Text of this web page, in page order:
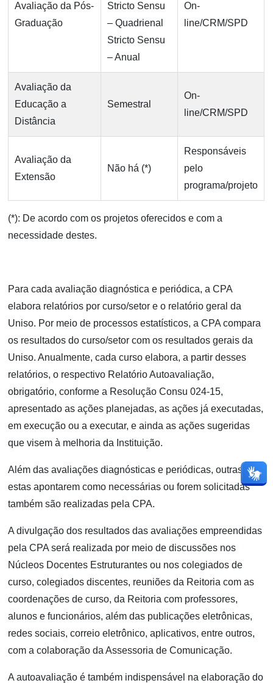
Avaliação da Pós-
Graduação
Stricto Sensu
– Quadrienal
Stricto Sensu
– Anual
On-
line/CRM/SPD
Avaliação da
Educação a
Distância
Semestral
On-
line/CRM/SPD
Avaliação da
Extensão
Não há (*)
Responsáveis
pelo
programa/projeto
(*): De acordo com os projetos oferecidos e com a
necessidade destes.
Para cada avaliação diagnóstica e periódica, a CPA
elabora relatórios por curso/setor e o relatório geral da
Uniso. Por meio de processos estatísticos, a CPA compara
os resultados do curso/setor com os resultados gerais da
Uniso. Anualmente, cada curso elabora, a partir desses
relatórios, o respectivo Relatório Autoavaliação,
obrigatório, conforme a Resolução Consu 024-15,
apresentado as ações planejadas, as ações já executadas,
em execução ou a executar, e ainda as ações sugeridas
que visem à melhoria da Instituição.
Além das avaliações diagnósticas e periódicas, outras que
estas apontarem como necessárias ou forem solicitadas
também são realizadas pela CPA.
A divulgação dos resultados das avaliações empreendidas
pela CPA será realizada por meio de discussões nos
Núcleos Docentes Estruturantes ou nos colegiados de
curso, colegiados discentes, reuniões da Reitoria com as
coordenações de curso, da Reitoria com professores,
alunos e funcionários, além das publicações eletrônicas,
redes sociais, correio eletrônico, aplicativos, entre outros,
com a colaboração da Assessoria de Comunicação.
A autoavaliação é também indispensável na elaboração do